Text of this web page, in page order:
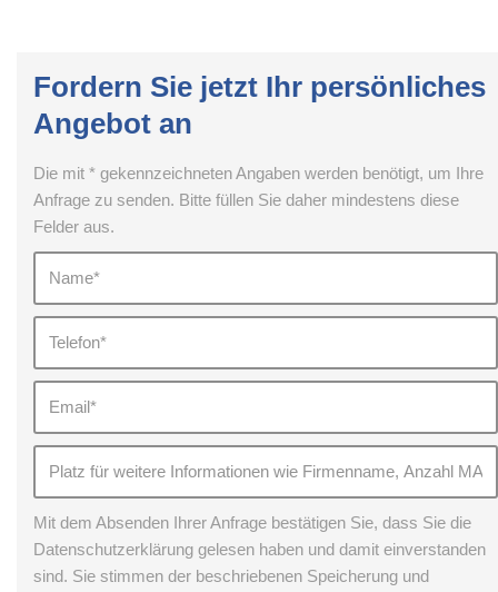
Fordern Sie jetzt Ihr persönliches
Angebot an
Die mit * gekennzeichneten Angaben werden benötigt, um Ihre
Anfrage zu senden. Bitte füllen Sie daher mindestens diese
Felder aus.
Mit dem Absenden Ihrer Anfrage bestätigen Sie, dass Sie die
Datenschutzerklärung gelesen haben und damit einverstanden
sind. Sie stimmen der beschriebenen Speicherung und